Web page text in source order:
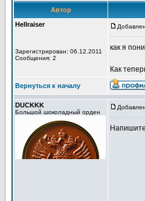
Автор
Hellraiser
Зарегистрирован: 06.12.2011
Сообщения: 2
как я
Как
Вернуться к началу
DUCKKK
Большой шоколадный орден